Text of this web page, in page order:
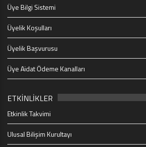
Üye Bilgi Sistemi
Üyelik Koşulları
Üyelik Başvurusu
Üye Aidat Ödeme Kanalları
ETKİNLİKLER
Etkinlik Takvimi
Ulusal Bilişim Kurultayı